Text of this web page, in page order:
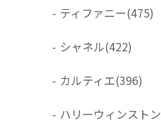
- ティファニー(475)
- シャネル(422)
- カルティエ(396)
- ハリーウィンストン